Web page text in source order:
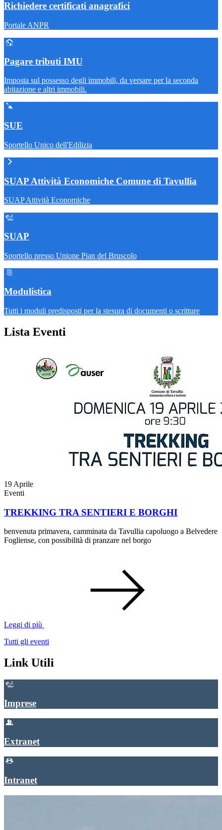
Richiedere certificati anagrafici
Portale ANPR
Pagare tributi IMU
Imposta sul possesso degli immobili, da versare per la seconda
abitazione e altri immobili.
SUE
Sportello Unico dell'Edilizia
SUAP Attività Economiche Comune di Tavullia
SUAP Attività Economiche
SUAP
Sportello presso Unione Pian del Bruscolo
Modulistica
Tutti i moduli predisposti per la stesura di documenti o scritture
Lista Eventi
19 Aprile
Eventi
TREKKING TRA SENTIERI E BORGHI
benvenuta primavera, camminata da Tavullia capoluogo a Belvedere
Fogliense, con possibilità di pranzare nel borgo
Leggi di più
Tutti gli eventi
Link Utili
Imprese
Extranet
Intranet